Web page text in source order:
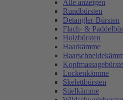
Alle anzeigen
Rundbürsten
Detangler-Bürsten
Flach- &
Holzbürsten
Haarkämme
Lockenkämme
Skelettbürsten
Stielkämme